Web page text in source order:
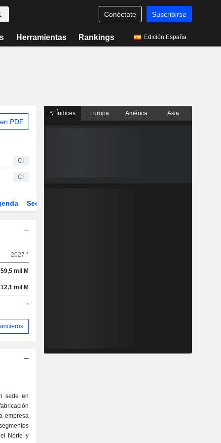
Conéctate Suscribirse
Herramientas Rankings Edición España
PDF
CI
CI
Sector
2027 *
59,5 mil M
12,1 mil M
-
sede en
empresa
Norte y
Índices Europa América Asia